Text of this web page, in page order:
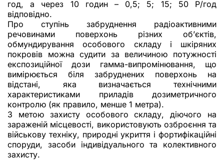
год, а через 10 годин – 0,5; 5; 15; 50 Р/год
відповідно.
Про ступінь забруднення радіоактивними
речовинами поверхонь різних об’єктів,
обмундирування особового складу і шкіряних
покровів можна судити за величиною потужності
експозиційної дози гамма-випромінювання, що
вимірюється біля забруднених поверхонь на
відстані, яка визначається технічними
характеристиками приладів дозиметричного
контролю (як правило, менше 1 метра).
З метою захисту особового складу, діючого на
зараженій місцевості, використовують озброєння та
військову техніку, природні укриття і фортифікаційні
споруди, засоби індивідуального та колективного
захисту.